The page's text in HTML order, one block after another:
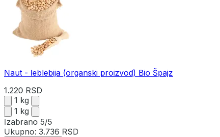
Naut - leblebija (organski proizvod) Bio Špajz
1.220 RSD
1 kg
1 kg
Izabrano 5/5
Ukupno: 3.736 RSD